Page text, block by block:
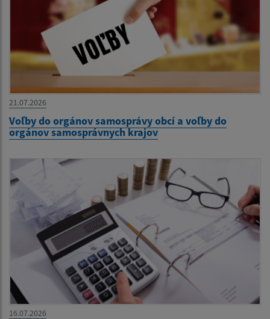
21.07.2026
Voľby do orgánov samosprávy obcí a voľby do
orgánov samosprávnych krajov
16.07.2026